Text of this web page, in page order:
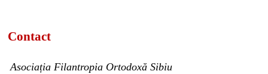
Contact
Asociația Filantropia Ortodoxă Sibiu